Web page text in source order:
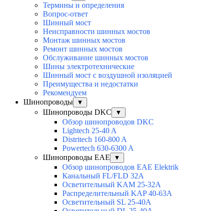
Термины и определения
Вопрос-ответ
Шинный мост
Неисправности шинных мостов
Монтаж шинных мостов
Ремонт шинных мостов
Обслуживание шинных мостов
Шины электротехнические
Шинный мост с воздушной изоляцией
Преимущества и недостатки
Рекомендуем
Шинопроводы
▼
Шинопроводы DKC ▼
Обзор шинопроводов DKC
Lightech 25-40 A
Distritech 160-800 A
Powertech 630-6300 A
Шинопроводы EAE
▼
Обзор шинопроводов EAE Elektrik
Канальный FL/FLD 32A
Осветительный KAM 25-32А
Распределительный KAP 40-63A
Осветительный SL 25-40А